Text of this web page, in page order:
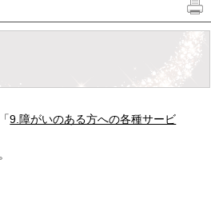
9.障がいのある方への各種サービ